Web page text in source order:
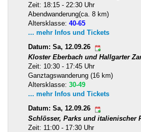
Zeit: 18:15 - 22:30 Uhr
Abendwanderung(ca. 8 km)
Altersklasse: 40-65
... mehr Infos und Tickets
Datum: Sa, 12.09.26
Kloster Eberbach und Hallgarter
Zeit: 10:30 - 17:45 Uhr
Ganztagswanderung (16 km)
Altersklasse: 30-49
... mehr Infos und Tickets
Datum: Sa, 12.09.26
Schlösser, Parks und italienischer
Zeit: 11:00 - 17:30 Uhr